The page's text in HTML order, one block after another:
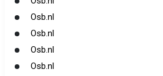
Osb.nl
Osb.nl
Osb.nl
Osb.nl